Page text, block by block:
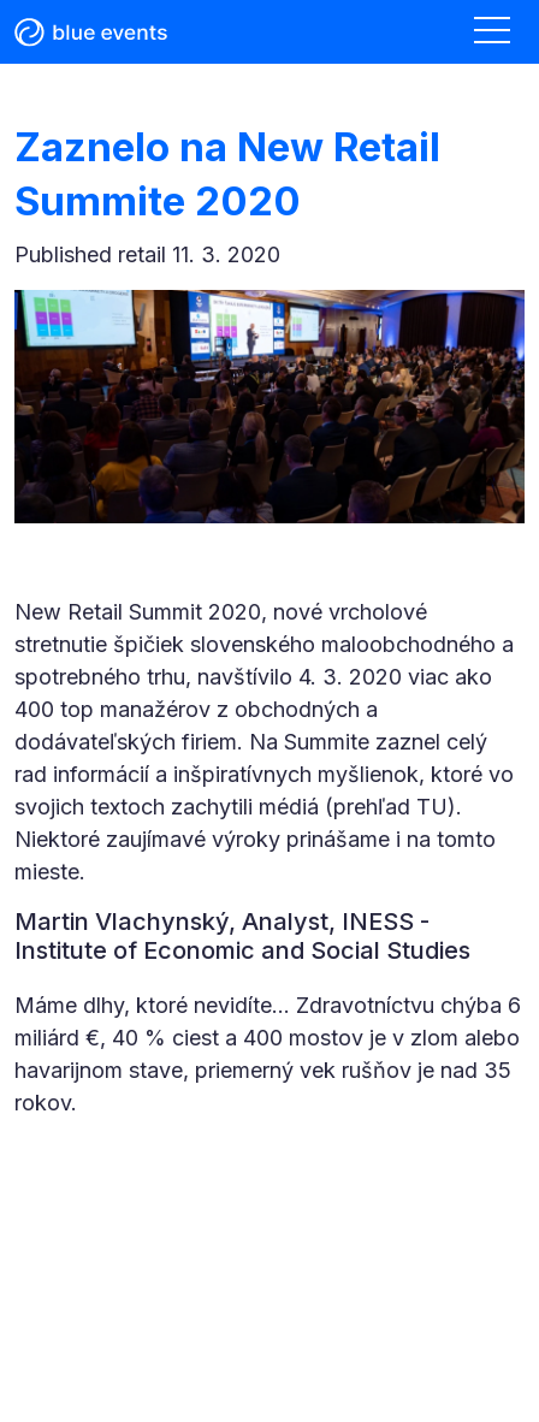
Zaznelo na New Retail
Summite 2020
Published retail 11. 3. 2020
New Retail Summit 2020, nové vrcholové
stretnutie špičiek slovenského maloobchodného a
spotrebného trhu, navštívilo 4. 3. 2020 viac ako
400 top manažérov z obchodných a
dodávateľských firiem. Na Summite zaznel celý
rad informácií a inšpiratívnych myšlienok, ktoré vo
svojich textoch zachytili médiá (prehľad TU).
Niektoré zaujímavé výroky prinášame i na tomto
mieste.
Martin Vlachynský, Analyst, INESS -
Institute of Economic and Social Studies
Máme dlhy, ktoré nevidíte… Zdravotníctvu chýba 6
miliárd €, 40 % ciest a 400 mostov je v zlom alebo
havarijnom stave, priemerný vek rušňov je nad 35
rokov.